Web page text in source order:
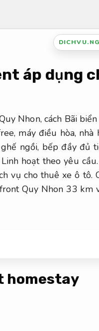
áp dụng
Nhon, cách Bãi
máy điều hòa, nhà
ngồi, bếp đầy đủ
Linh hoạt theo yêu cầu.
vụ cho thuê xe ô tô.
Quy Nhon 33 km
homestay